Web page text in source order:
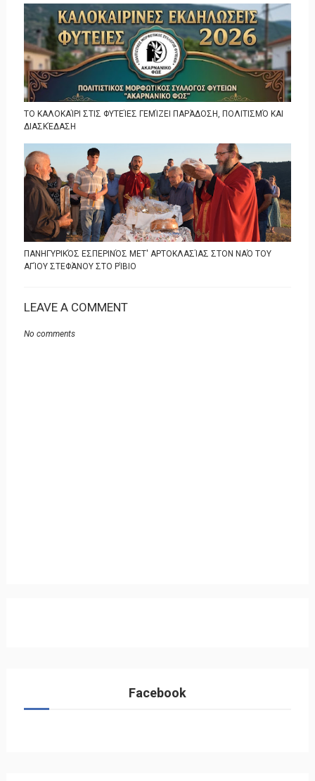
ΤΟ ΚΑΛΟΚΑΊΡΙ ΣΤΙΣ ΦΥΤΕΊΕΣ ΓΕΜΊΖΕΙ ΠΑΡΆΔΟΣΗ, ΠΟΛΙΤΙΣΜΌ ΚΑΙ
ΔΙΑΣΚΈΔΑΣΗ
ΠΑΝΗΓΥΡΙΚΌΣ ΕΣΠΕΡΙΝΌΣ ΜΕΤ' ΑΡΤΟΚΛΑΣΊΑΣ ΣΤΟΝ ΝΑΌ ΤΟΥ
ΑΓΊΟΥ ΣΤΕΦΆΝΟΥ ΣΤΟ ΡΊΒΙΟ
LEAVE A COMMENT
No comments
Facebook